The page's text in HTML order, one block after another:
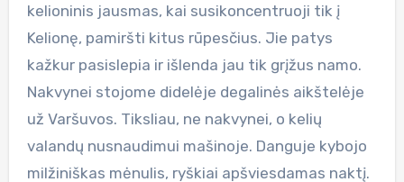
kelioninis jausmas, kai susikoncentruoji tik į
Kelionę, pamiršti kitus rūpesčius. Jie patys
kažkur pasislepia ir išlenda jau tik grįžus namo.
Nakvynei stojome didelėje degalinės aikštelėje
už Varšuvos. Tiksliau, ne nakvynei, o kelių
valandų nusnaudimui mašinoje. Danguje kybojo
milžiniškas mėnulis, ryškiai apšviesdamas naktį.